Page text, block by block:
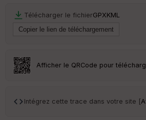
Télécharger le fichierGPXKML
Afficher le QRCode pour
Intégrez cette trace dans votre site [